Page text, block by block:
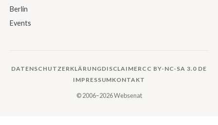
Berlin
Events
DATENSCHUTZERKLÄRUNGDISCLAIMERCC BY-NC-SA 3.0 DE
IMPRESSUMKONTAKT
© 2006–2026 Websenat